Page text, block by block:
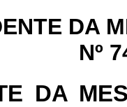
DA
Nº
DA